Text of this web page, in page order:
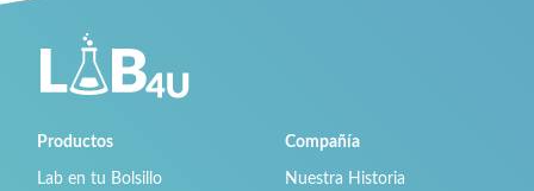
Productos
Lab en tu Bolsillo
Compañía
Nuestra Historia